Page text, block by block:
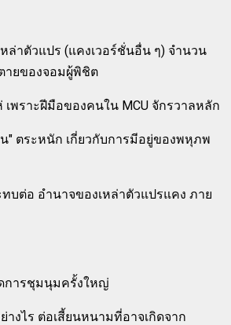
ล่าตัวแปร (แคงเวอร์ชั่นอื่น ๆ) จำนวน
ายของจอมผู้พิชิต
พราะฝีมือของคนใน MCU จักรวาลหลัก
" ตระหนัก เกี่ยวกับการมีอยู่ของพหุภพ
บต่อ อำนาจของเหล่าตัวแปรแคง ภาย
การชุมนุมครั้งใหญ่
างไร ต่อเสี้ยนหนามที่อาจเกิดจาก